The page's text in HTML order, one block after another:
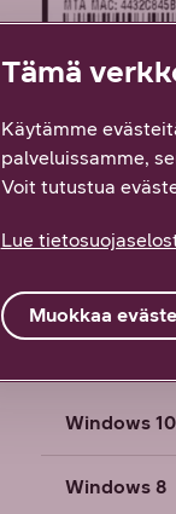
Huom.
jos
2,4Ghz-
Windows 10
Windows 8
Tämä
Käytämme
palveluissamme,
Voit tutustua
Lue
Muokkaa